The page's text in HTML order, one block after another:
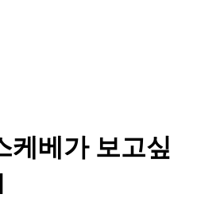
케베가 보고싶